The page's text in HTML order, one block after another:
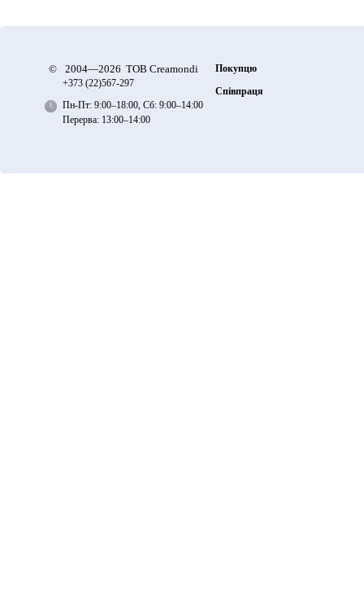
© 2004—2026 ТОВ Creamondi
+373 (22)567-297
Пн-Пт: 9:00–18:00, Сб: 9:00–14:00
Перерва: 13:00–14:00
Покупцю
Співпраця